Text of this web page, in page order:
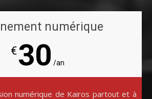
numérique
€30 /an
numérique de Kairos partout et à